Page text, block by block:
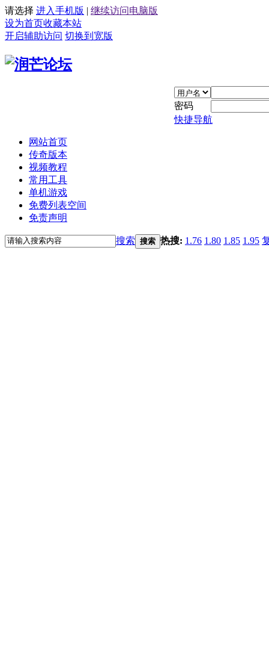
请选择 进入手机版 | 继续访问电脑版
设为首页收藏本站
开启辅助访问 切换到宽版
密码
快捷导航
网站首页
传奇版本
视频教程
常用工具
单机游戏
免费列表空间
免责声明
搜索 搜索 热搜: 1.76 1.80 1.85 1.95